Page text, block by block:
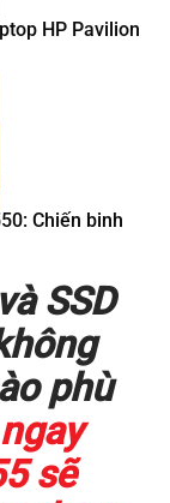
HP Pavilion
Chiến binh
SSD
phù
sẽ